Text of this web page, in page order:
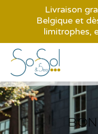
Livraison
Belgique et
limitrophes,